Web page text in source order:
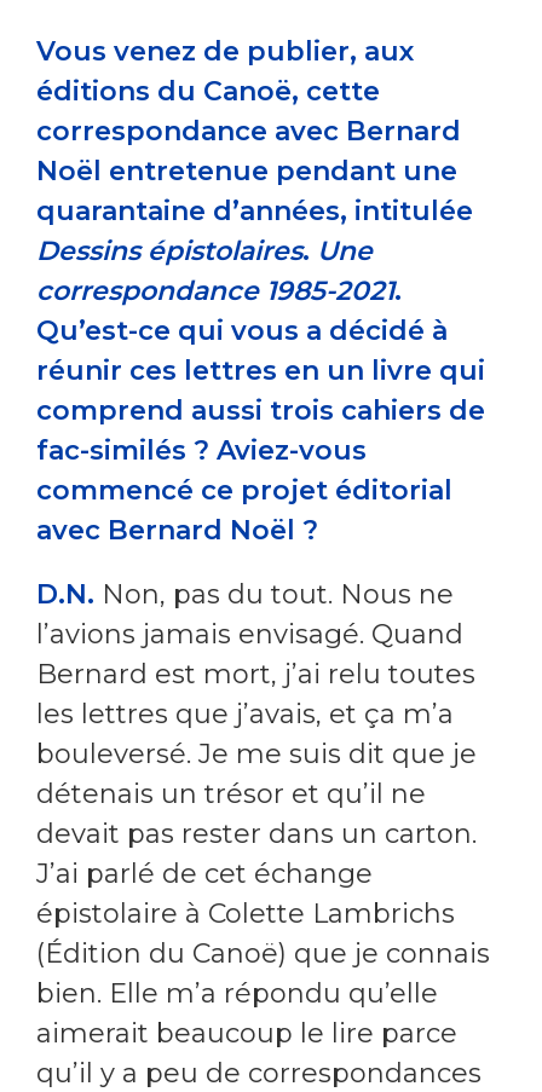
Vous venez de publier, aux
éditions du Canoë, cette
correspondance avec Bernard
Noël entretenue pendant une
quarantaine d’années, intitulée
Dessins épistolaires. Une
correspondance 1985-2021.
Qu’est-ce qui vous a décidé à
réunir ces lettres en un livre qui
comprend aussi trois cahiers de
fac-similés ? Aviez-vous
commencé ce projet éditorial
avec Bernard Noël ?
D.N. Non, pas du tout. Nous ne
l’avions jamais envisagé. Quand
Bernard est mort, j’ai relu toutes
les lettres que j’avais, et ça m’a
bouleversé. Je me suis dit que je
détenais un trésor et qu’il ne
devait pas rester dans un carton.
J’ai parlé de cet échange
épistolaire à Colette Lambrichs
(Édition du Canoë) que je connais
bien. Elle m’a répondu qu’elle
aimerait beaucoup le lire parce
qu’il y a peu de correspondances